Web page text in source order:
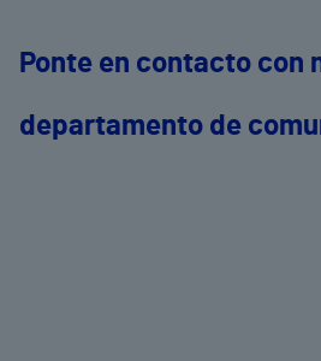
Ponte en contacto con
departamento de